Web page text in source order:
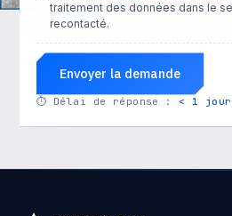
traitement des données dans le
recontacté.
Envoyer la demande
⏱ Délai de réponse : < 1 jour